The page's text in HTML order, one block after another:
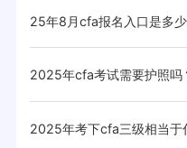
25年8月cfa报名入口是多少
2025年cfa考试需要护照吗
2025年考下cfa三级相当于